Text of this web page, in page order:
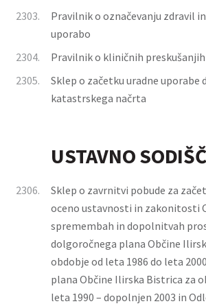
2303.
Pravilnik o označevanju zdravil
uporabo
2304.
Pravilnik o kliničnih
2305.
Sklep o začetku uradne uporabe
katastrskega načrta
USTAVNO
2306.
Sklep o zavrnitvi pobude za
oceno ustavnosti in zakonitosti
spremembah in dopolnitvah
dolgoročnega plana Občine
obdobje od leta 1986 do leta
plana Občine Ilirska Bistrica za
leta 1990 – dopolnjen 2003 in